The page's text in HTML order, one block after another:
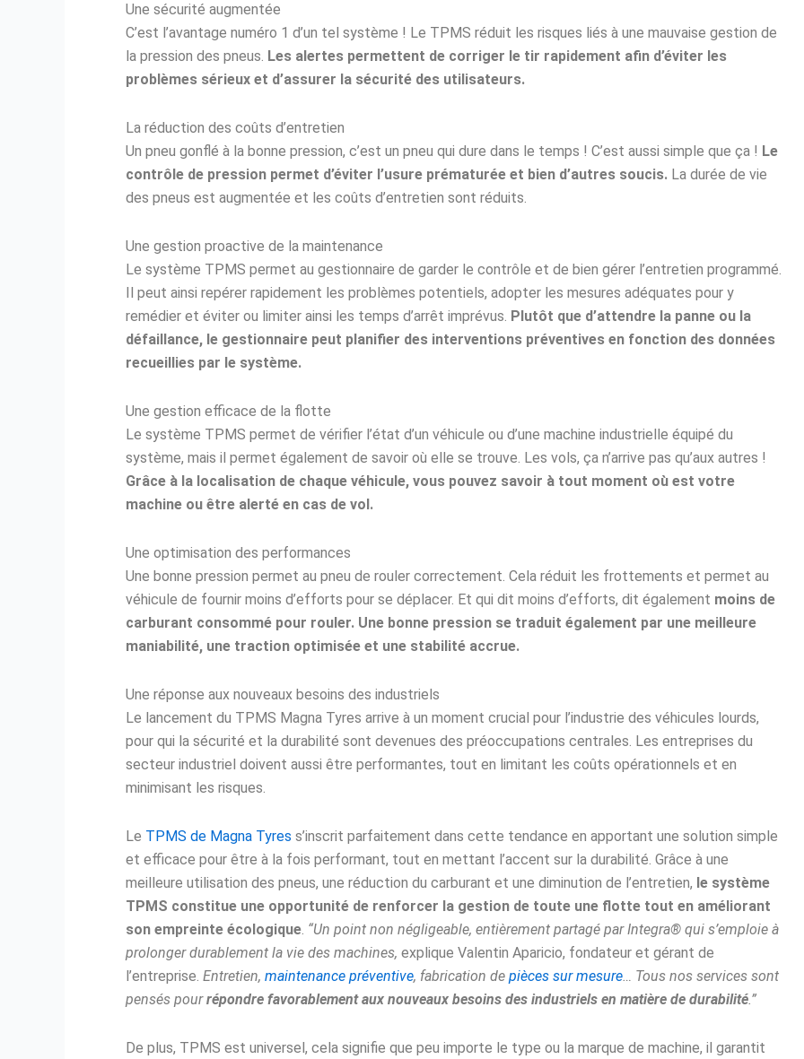
Une sécurité augmentée
C’est l’avantage numéro 1 d’un tel système ! Le TPMS réduit les risques liés à une mauvaise gestion de
la pression des pneus. Les alertes permettent de corriger le tir rapidement afin d’éviter les
problèmes sérieux et d’assurer la sécurité des utilisateurs.
La réduction des coûts d’entretien
Un pneu gonflé à la bonne pression, c’est un pneu qui dure dans le temps ! C’est aussi simple que ça ! Le
contrôle de pression permet d’éviter l’usure prématurée et bien d’autres soucis. La durée de vie
des pneus est augmentée et les coûts d’entretien sont réduits.
Une gestion proactive de la maintenance
Le système TPMS permet au gestionnaire de garder le contrôle et de bien gérer l’entretien programmé.
Il peut ainsi repérer rapidement les problèmes potentiels, adopter les mesures adéquates pour y
remédier et éviter ou limiter ainsi les temps d’arrêt imprévus. Plutôt que d’attendre la panne ou la
défaillance, le gestionnaire peut planifier des interventions préventives en fonction des données
recueillies par le système.
Une gestion efficace de la flotte
Le système TPMS permet de vérifier l’état d’un véhicule ou d’une machine industrielle équipé du
système, mais il permet également de savoir où elle se trouve. Les vols, ça n’arrive pas qu’aux autres !
Grâce à la localisation de chaque véhicule, vous pouvez savoir à tout moment où est votre
machine ou être alerté en cas de vol.
Une optimisation des performances
Une bonne pression permet au pneu de rouler correctement. Cela réduit les frottements et permet au
véhicule de fournir moins d’efforts pour se déplacer. Et qui dit moins d’efforts, dit également moins de
carburant consommé pour rouler. Une bonne pression se traduit également par une meilleure
maniabilité, une traction optimisée et une stabilité accrue.
Une réponse aux nouveaux besoins des industriels
Le lancement du TPMS Magna Tyres arrive à un moment crucial pour l’industrie des véhicules lourds,
pour qui la sécurité et la durabilité sont devenues des préoccupations centrales. Les entreprises du
secteur industriel doivent aussi être performantes, tout en limitant les coûts opérationnels et en
minimisant les risques.
Le TPMS de Magna Tyres s’inscrit parfaitement dans cette tendance en apportant une solution simple
et efficace pour être à la fois performant, tout en mettant l’accent sur la durabilité. Grâce à une
meilleure utilisation des pneus, une réduction du carburant et une diminution de l’entretien, le système
TPMS constitue une opportunité de renforcer la gestion de toute une flotte tout en améliorant
son empreinte écologique. “Un point non négligeable, entièrement partagé par Integra® qui s’emploie à
prolonger durablement la vie des machines, explique Valentin Aparicio, fondateur et gérant de
l’entreprise. Entretien, maintenance préventive, fabrication de pièces sur mesure… Tous nos services sont
pensés pourrépondre favorablement aux nouveaux besoins des industriels en matière de durabilité.”
De plus, TPMS est universel, cela signifie que peu importe le type ou la marque de machine, il garantit